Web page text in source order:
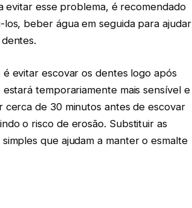
evitar esse problema, é recomendado
beber água em seguida para ajudar
evitar escovar os dentes logo após
temporariamente mais sensível e
cerca de 30 minutos antes de escovar
o risco de erosão. Substituir as
que ajudam a manter o esmalte